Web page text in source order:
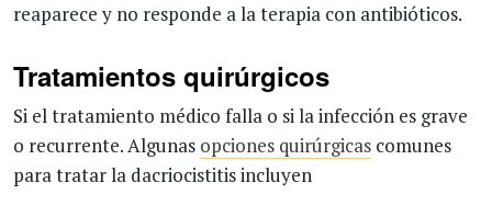
reaparece y no responde a la terapia con antibióticos.
Tratamientos quirúrgicos
Si el tratamiento médico falla o si la infección es grave
o recurrente. Algunas opciones quirúrgicas comunes
para tratar la dacriocistitis incluyen